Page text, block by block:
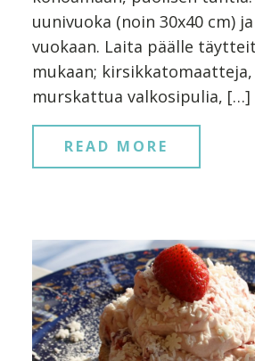
uunivuoka (noin 30x40 cm)
vuokaan. Laita päälle
mukaan;
murskattua valkosipulia, […]
READ MORE